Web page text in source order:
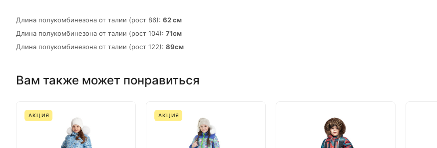
Длина полукомбинезона от талии (рост 86): 62 см
Длина полукомбинезона от талии (рост 104): 71см
Длина полукомбинезона от талии (рост 122): 89см
Вам также может понравиться
АКЦИЯ АКЦИЯ